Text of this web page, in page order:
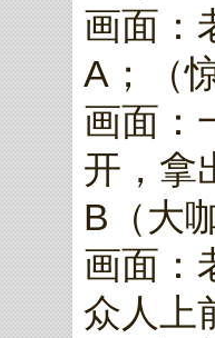
画面：
A；（
画面：
开，拿
B（大
画面：
众人上